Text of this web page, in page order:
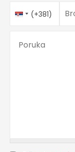
Telefon*
Country
Code
(+381)